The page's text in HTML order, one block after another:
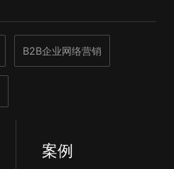
B2B企业网络营销
案例